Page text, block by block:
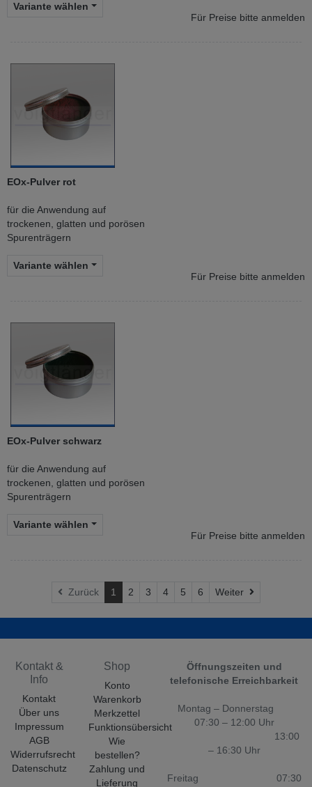
Variante wählen
Für Preise bitte anmelden
EOx-Pulver rot
für die Anwendung auf
trockenen, glatten und porösen
Spurenträgern
Variante wählen
Für Preise bitte anmelden
EOx-Pulver schwarz
für die Anwendung auf
trockenen, glatten und porösen
Spurenträgern
Variante wählen
Für Preise bitte anmelden
Zurück 1 2 3 4 5 6 Weiter
Kontakt &
Info
Kontakt
Über uns
Impressum
AGB
Widerrufsrecht
Datenschutz
Shop
Konto
Warenkorb
Merkzettel
Funktionsübersicht
Wie
bestellen?
Zahlung und
Lieferung
Öffnungszeiten und
telefonische Erreichbarkeit
Montag – Donnerstag
07:30 – 12:00 Uhr
13:00
– 16:30 Uhr
Freitag 07:30